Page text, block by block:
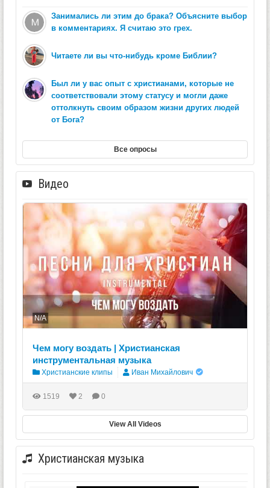
Занимались ли этим до брака? Объясните выбор
в комментариях. Я считаю это грех.
Читаете ли вы что-нибудь кроме Библии?
Был ли у вас опыт с христианами, которые не
соответствовали этому статусу и могли даже
оттолкнуть своим образом жизни других людей
от Бога?
Все опросы
Видео
N/A
Чем могу воздать | Христианская
инструментальная музыка
Христианские клипы Иван Михайлович
1519 2 0
View All Videos
Христианская музыка